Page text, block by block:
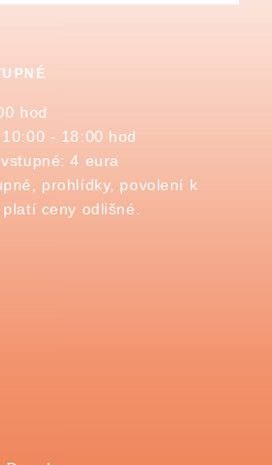
hod
- 18:00 hod
4 eura
prohlídky, povolení k
ceny odlišné.